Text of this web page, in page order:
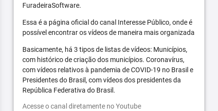
FuradeiraSoftware.
Essa é a página oficial do canal Interesse Público, onde é
possível encontrar os vídeos de maneira mais organizada
Basicamente, há 3 tipos de listas de vídeos: Municípios,
com histórico de criação dos municípios. Coronavírus,
com vídeos relativos à pandemia de COVID-19 no Brasil e
Presidentes do Brasil, com vídeos dos presidentes da
República Federativa do Brasil.
Acesse o canal diretamente no Youtube